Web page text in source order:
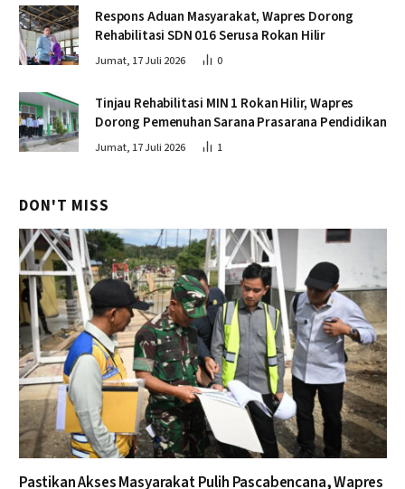
Respons Aduan Masyarakat, Wapres Dorong
Rehabilitasi SDN 016 Serusa Rokan Hilir
Jumat, 17 Juli 2026 0
Tinjau Rehabilitasi MIN 1 Rokan Hilir, Wapres
Dorong Pemenuhan Sarana Prasarana Pendidikan
Jumat, 17 Juli 2026 1
DON'T MISS
Pastikan Akses Masyarakat Pulih Pascabencana, Wapres